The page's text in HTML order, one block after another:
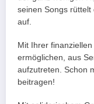
seinen Songs
auf.
Mit Ihrer
ermöglichen, aus
aufzutreten. Schon
beitragen!